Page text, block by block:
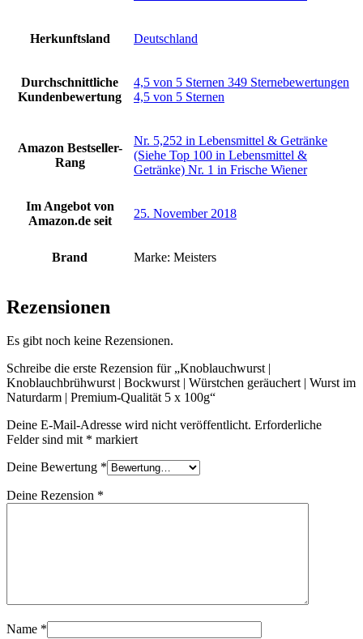
Herkunftsland ‎Deutschland
Durchschnittliche
Kundenbewertung
4,5 von 5 Sternen 349 Sternebewertungen
4,5 von 5 Sternen
Amazon Bestseller-
Rang
Nr. 5,252 in Lebensmittel & Getränke
(Siehe Top 100 in Lebensmittel &
Getränke) Nr. 1 in Frische Wiener
Im Angebot von
Amazon.de seit
25. November 2018
Brand Marke: Meisters
Rezensionen
Es gibt noch keine Rezensionen.
Schreibe die erste Rezension für „Knoblauchwurst |
Knoblauchbrühwurst | Bockwurst | Würstchen geräuchert | Wurst im
Naturdarm | Premium-Qualität 5 x 100g“
Deine E-Mail-Adresse wird nicht veröffentlicht. Erforderliche
Felder sind mit * markiert
Deine Bewertung *
Deine Rezension *
Name *